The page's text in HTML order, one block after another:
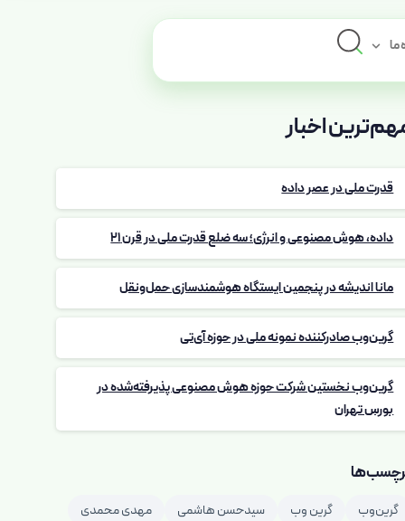
ما
اخبار
قدرت ملی در عصر داده
داده، هوش مصنوعی و انرژی؛ سه ضلع قدرت ملی در قرن 21
مانا اندیشه در پنجمین ایستگاه هوشمندسازی حمل‌ونقل
گرین‌وب صادرکننده نمونه ملی در حوزه آی‌تی
گرین‌وب نخستین شرکت حوزه هوش مصنوعی پذیرفته‌شده در
بورس تهران
گرین‌وب گرین وب سیدحسن هاشمی
مهدی محمدی